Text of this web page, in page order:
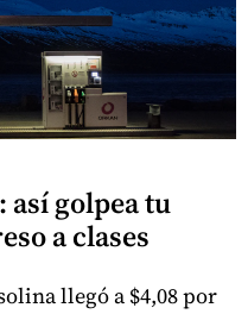
así golpea tu
a clases
llegó a $4,08 por